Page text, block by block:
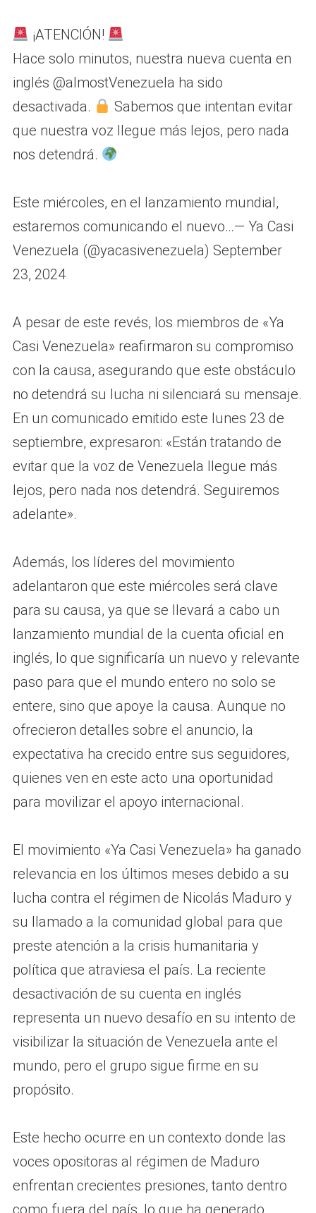
¡ATENCIÓN!
Hace solo minutos, nuestra nueva cuenta en
inglés @almostVenezuela ha sido
desactivada.
Sabemos que intentan evitar
que nuestra voz llegue más lejos, pero nada
nos detendrá.
Este miércoles, en el lanzamiento mundial,
estaremos comunicando el nuevo…— Ya Casi
Venezuela (@yacasivenezuela) September
23, 2024
A pesar de este revés, los miembros de «Ya
Casi Venezuela» reafirmaron su compromiso
con la causa, asegurando que este obstáculo
no detendrá su lucha ni silenciará su mensaje.
En un comunicado emitido este lunes 23 de
septiembre, expresaron: «Están tratando de
evitar que la voz de Venezuela llegue más
lejos, pero nada nos detendrá. Seguiremos
adelante».
Además, los líderes del movimiento
adelantaron que este miércoles será clave
para su causa, ya que se llevará a cabo un
lanzamiento mundial de la cuenta oficial en
inglés, lo que significaría un nuevo y relevante
paso para que el mundo entero no solo se
entere, sino que apoye la causa. Aunque no
ofrecieron detalles sobre el anuncio, la
expectativa ha crecido entre sus seguidores,
quienes ven en este acto una oportunidad
para movilizar el apoyo internacional.
El movimiento «Ya Casi Venezuela» ha ganado
relevancia en los últimos meses debido a su
lucha contra el régimen de Nicolás Maduro y
su llamado a la comunidad global para que
preste atención a la crisis humanitaria y
política que atraviesa el país. La reciente
desactivación de su cuenta en inglés
representa un nuevo desafío en su intento de
visibilizar la situación de Venezuela ante el
mundo, pero el grupo sigue firme en su
propósito.
Este hecho ocurre en un contexto donde las
voces opositoras al régimen de Maduro
enfrentan crecientes presiones, tanto dentro
como fuera del país, lo que ha generado